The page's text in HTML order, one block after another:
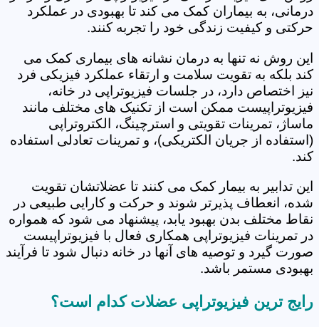
درمانی، به بیماران کمک می کند تا بهبودی در عملکرد
حرکتی و کیفیت زندگی خود را تجربه کنند.
این روش نه تنها به درمان نشانه های بیماری کمک می
کند بلکه به تقویت سلامت و ارتقاء عملکرد فیزیکی فرد
نیز اختصاص دارد، در جلسات فیزیوتراپی در خانه،
فیزیوتراپیست ممکن است از تکنیک های مختلف مانند
ماساژ، تمرینات تقویتی و استرچینگ، الکتروتراپی
(استفاده از جریان الکتریکی)، و تمرینات تعادلی استفاده
کند.
این تدابیر به بیمار کمک می کنند تا عضلاتشان تقویت
شده، انعطاف پذیرتر شوند و حرکت و کارایی طبیعی در
نقاط مختلف بدن بهبود یابد، پیشنهاد می شود که همواره
در تمرینات فیزیوتراپی همکاری فعال با فیزیوتراپیست
صورت گیرد و توصیه های آنها در خانه دنبال شود تا فرآیند
بهبودی مستمر باشد.
رایج ترین فیزیوتراپی عضلات کدام است؟